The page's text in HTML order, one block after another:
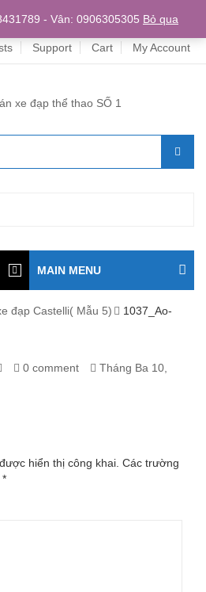
Home
Support Cart My Account
MAIN MENU
đạp Castelli( Mẫu 5)
1037_Ao-
0 comment
Tháng Ba 10,
hiển thị công khai. Các trường
*
- Vân: 0906305305 Bỏ qua